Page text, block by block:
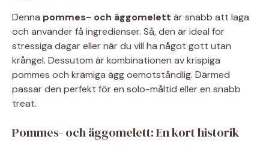
Denna pommes- och äggomelett är snabb att laga
och använder få ingredienser. Så, den är ideal för
stressiga dagar eller när du vill ha något gott utan
krångel. Dessutom är kombinationen av krispiga
pommes och krämiga ägg oemotståndlig. Därmed
passar den perfekt för en solo-måltid eller en snabb
treat.
Pommes- och äggomelett: En kort historik